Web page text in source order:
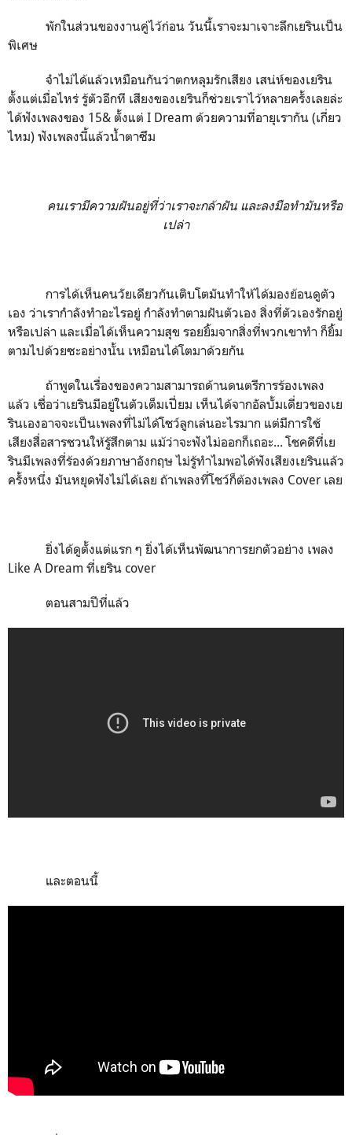
พักในส่วนของงานคู่ไว้ก่อน วันนี้เราจะมาเจาะลึกเยรินเป็น
พิเศษ
จำไม่ได้แล้วเหมือนกันว่าตกหลุมรักเสียง เสน่ห์ของเยริน
ตั้งแต่เมื่อไหร่ รู้ตัวอีกที เสียงของเยรินก็ช่วยเราไว้หลายครั้งเลยล่ะ
ได้ฟังเพลงของ 15& ตั้งแต่ I Dream ด้วยความที่อายุเรากัน (เกี่ยว
ไหม) ฟังเพลงนี้แล้วน้ำตาซึม
คนเรามีความฝันอยู่ที่ว่าเราจะกล้าฝัน และลงมือทำมันหรือ
เปล่า
การได้เห็นคนวัยเดียวกันเติบโตมันทำให้ได้มองย้อนดูตัว
เอง ว่าเรากำลังทำอะไรอยู่ กำลังทำตามฝันตัวเอง สิ่งที่ตัวเองรักอยู่
หรือเปล่า และเมื่อได้เห็นความสุข รอยยิ้มจากสิ่งที่พวกเขาทำ ก็ยิ้ม
ตามไปด้วยซะอย่างนั้น เหมือนได้โตมาด้วยกัน
ถ้าพูดในเรื่องของความสามารถด้านดนตรีการร้องเพลง
แล้ว เชื่อว่าเยรินมีอยู่ในตัวเต็มเปี่ยม เห็นได้จากอัลบั้มเดี่ยวของเย
รินเองอาจจะเป็นเพลงที่ไม่ได้โชว์ลูกเล่นอะไรมาก แต่มีการใช้
เสียงสื่อสารชวนให้รู้สึกตาม แม้ว่าจะฟังไม่ออกก็เถอะ... โชคดีที่เย
รินมีเพลงที่ร้องด้วยภาษาอังกฤษ ไม่รู้ทำไมพอได้ฟังเสียงเยรินแล้ว
ครั้งหนึ่ง มันหยุดฟังไม่ได้เลย ถ้าเพลงที่โชว์ก็ต้องเพลง Cover เลย
ยิ่งได้ดูตั้งแต่แรก ๆ ยิ่งได้เห็นพัฒนาการยกตัวอย่าง เพลง
Like A Dream ที่เยริน cover
ตอนสามปีที่แล้ว
และตอนนี้